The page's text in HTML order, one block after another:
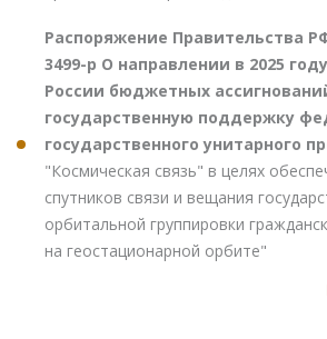
Распоряжение Правительства
3499-р О направлении в 2025
России бюджетных
государственную поддержку
государственного унитарного
"Космическая связь" в целях
спутников связи и вещания
орбитальной группировки
на геостационарной орбите"